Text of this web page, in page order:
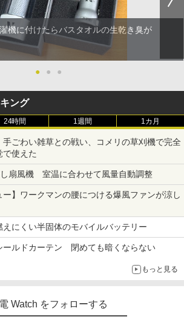
機に付けたらバスタオルの生乾き臭が
● ● ●
ング
24時間 1週間 1カ月
手ごわい雑草との戦い、コメリの草刈機で完全
使えた
扇風機 室温に合わせて風量自動調整
ー】ワークマンの腰につける爆風ファンが涼し
にくい半固体のモバイルバッテリー
ールドカーテン 閉めても暗くならない
もっと見る
Watch をフォローする